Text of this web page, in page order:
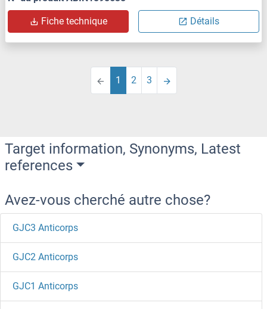
Fiche technique Détails
1 2 3
Target information, Synonyms, Latest
references
Avez-vous cherché autre chose?
GJC3 Anticorps
GJC2 Anticorps
GJC1 Anticorps